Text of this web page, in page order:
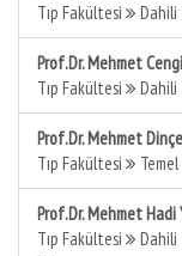
Tıp Fakültesi
Dahili
Prof.Dr. Mehmet
Tıp Fakültesi
Dahili
Prof.Dr. Mehmet
Tıp Fakültesi
Prof.Dr. Mehmet Hadi
Tıp Fakültesi
Dahili